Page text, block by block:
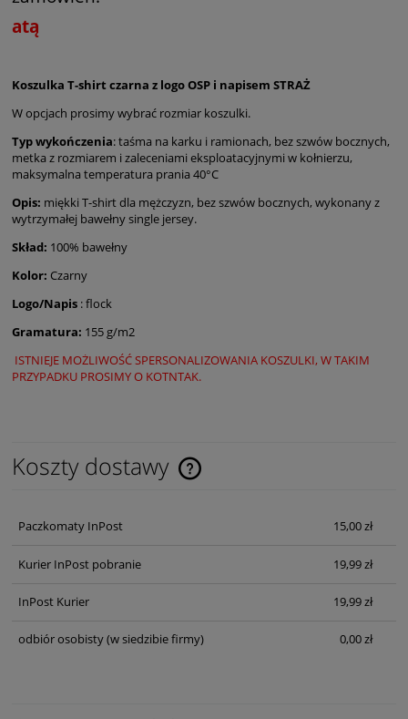
atą
Koszulka T-shirt czarna z logo OSP i napisem STRAŻ
W opcjach prosimy wybrać rozmiar koszulki.
Typ wykończenia: taśma na karku i ramionach, bez szwów bocznych,
metka z rozmiarem i zaleceniami eksploatacyjnymi w kołnierzu,
maksymalna temperatura prania 40°C
Opis: miękki T-shirt dla mężczyzn, bez szwów bocznych, wykonany z
wytrzymałej bawełny single jersey.
Skład: 100% bawełny
Kolor: Czarny
Logo/Napis : flock
Gramatura: 155 g/m2
ISTNIEJE MOŻLIWOŚĆ SPERSONALIZOWANIA KOSZULKI, W TAKIM
PRZYPADKU PROSIMY O KOTNTAK.
Koszty dostawy
Cena nie zawiera ewentualnych kosztów płatności
Paczkomaty InPost 15,00 zł
Kurier InPost pobranie 19,99 zł
InPost Kurier 19,99 zł
odbiór osobisty(w siedzibie firmy) 0,00 zł